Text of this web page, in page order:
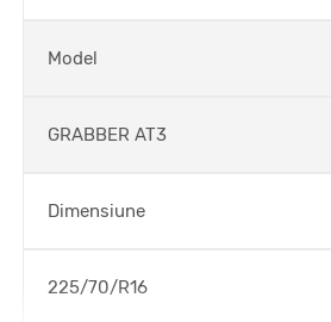
Model
GRABBER AT3
Dimensiune
225/70/R16